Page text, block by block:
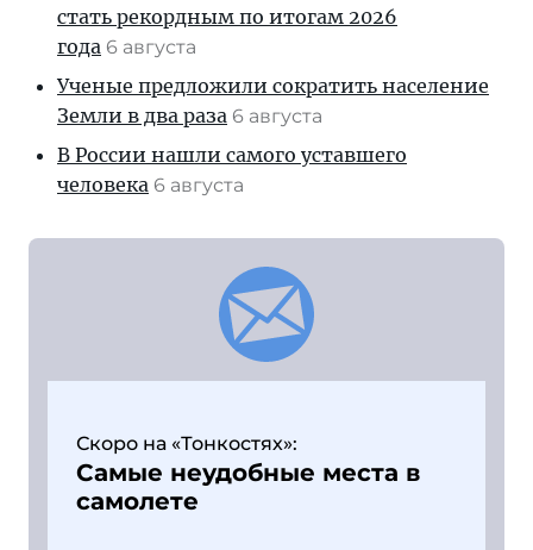
стать рекордным по итогам 2026
года 6 августа
Ученые предложили сократить население
Земли в два раза 6 августа
В России нашли самого уставшего
человека 6 августа
Скоро на «Тонкостях»:
Самые неудобные места в
самолете